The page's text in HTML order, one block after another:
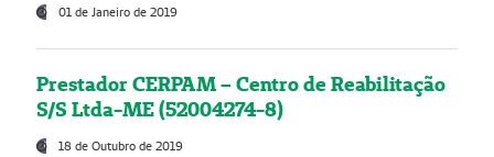
01 de Janeiro de 2019
Prestador CERPAM – Centro de Reabilitação
S/S Ltda-ME (52004274-8)
18 de Outubro de 2019